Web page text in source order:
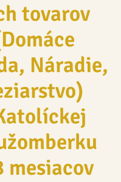
tovarov
Náradie,
mesiacov